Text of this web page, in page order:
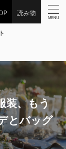
読み物
装、もう
とバッグ